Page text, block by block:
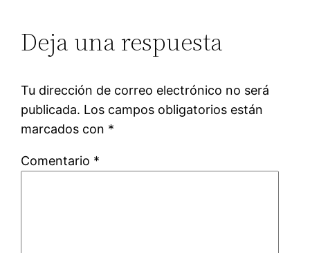
Deja una respuesta
Tu dirección de correo electrónico no será
publicada. Los campos obligatorios están
marcados con *
Comentario *